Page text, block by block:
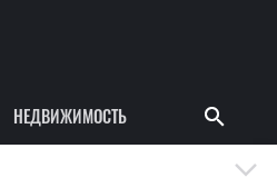
НЕДВИЖИМОСТЬ